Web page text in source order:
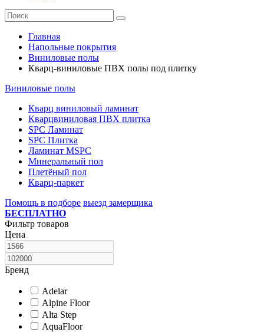
Главная
Напольные покрытия
Виниловые полы
Кварц-виниловые ПВХ полы под плитку
Виниловые полы
Кварц виниловый ламинат
Кварцвиниловая ПВХ плитка
SPC Ламинат
SPC Плитка
Ламинат MSPC
Минеральный пол
Плетёный пол
Кварц-паркет
Помощь в подборе выезд замерщика
БЕСПЛАТНО
Фильтр товаров
Цена
Бренд
Adelar
Alpine Floor
Alta Step
AquaFloor